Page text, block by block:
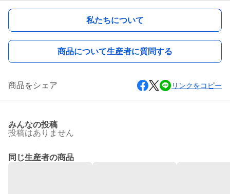
私たちについて
商品について生産者に質問する
商品をシェア リンクをコピー
みんなの投稿
投稿はありません
同じ生産者の商品